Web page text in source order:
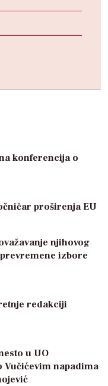
konferencija o
proširenja EU
njihovog
izbore
redakciji
u UO
Vučićevim napadima